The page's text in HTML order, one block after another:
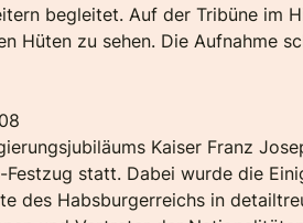
begleitet. Auf der Tribüne im
Hüten zu sehen. Die Aufnahme
Kaiser Franz
Festzug statt. Dabei wurde die
des Habsburgerreichs in